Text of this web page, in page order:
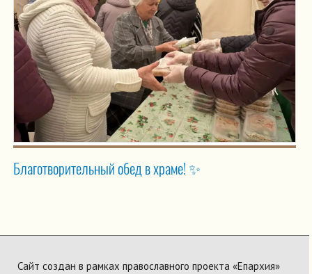
Благотворительный обед в храме! ✨
Сайт создан в рамках православного проекта «Епархия»